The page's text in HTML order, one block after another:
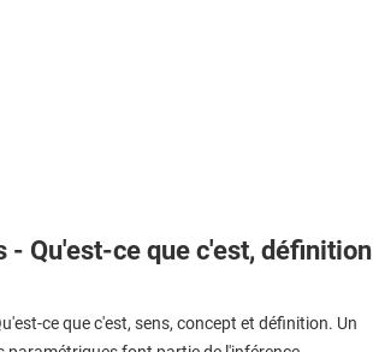
Qu'est-ce que c'est, définition
ce que c'est, sens, concept et définition. Un